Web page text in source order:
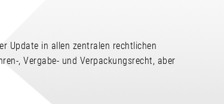
Update in allen zentralen rechtlichen
, Vergabe- und Verpackungsrecht, aber